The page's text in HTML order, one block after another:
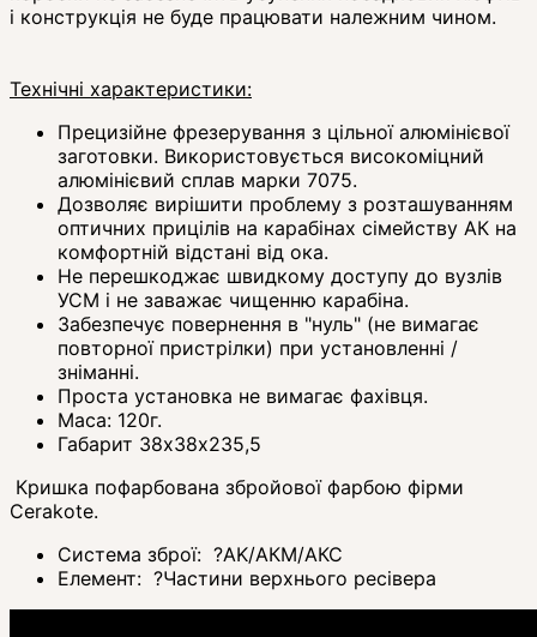
і конструкція не буде працювати належним чином.
Технічні характеристики:
Прецизійне фрезерування з цільної алюмінієвої
заготовки. Використовується високоміцний
алюмінієвий сплав марки 7075.
Дозволяє вирішити проблему з розташуванням
оптичних прицілів на карабінах сімейству АК на
комфортній відстані від ока.
Не перешкоджає швидкому доступу до вузлів
УСМ і не заважає чищенню карабіна.
Забезпечує повернення в "нуль" (не вимагає
повторної пристрілки) при установленні /
зніманні.
Проста установка не вимагає фахівця.
Маса: 120г.
Габарит 38х38х235,5
Кришка пофарбована збройової фарбою фірми
Cerakote.
Система зброї: ?AK/АКМ/АКС
Елемент: ?Частини верхнього ресівера